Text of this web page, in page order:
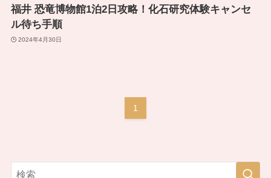
福井 恐竜博物館1泊2日攻略！化石研究体験キャンセ
ル待ち手順
2024年4月30日
1